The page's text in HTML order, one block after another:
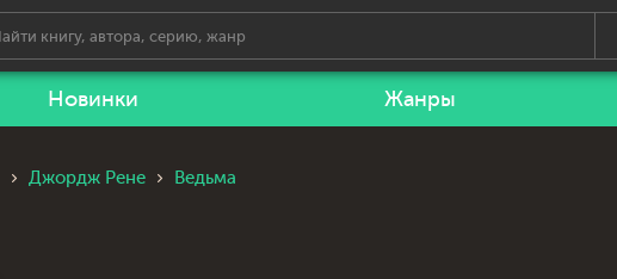
Новинки Жанры
Джордж Рене Ведьма